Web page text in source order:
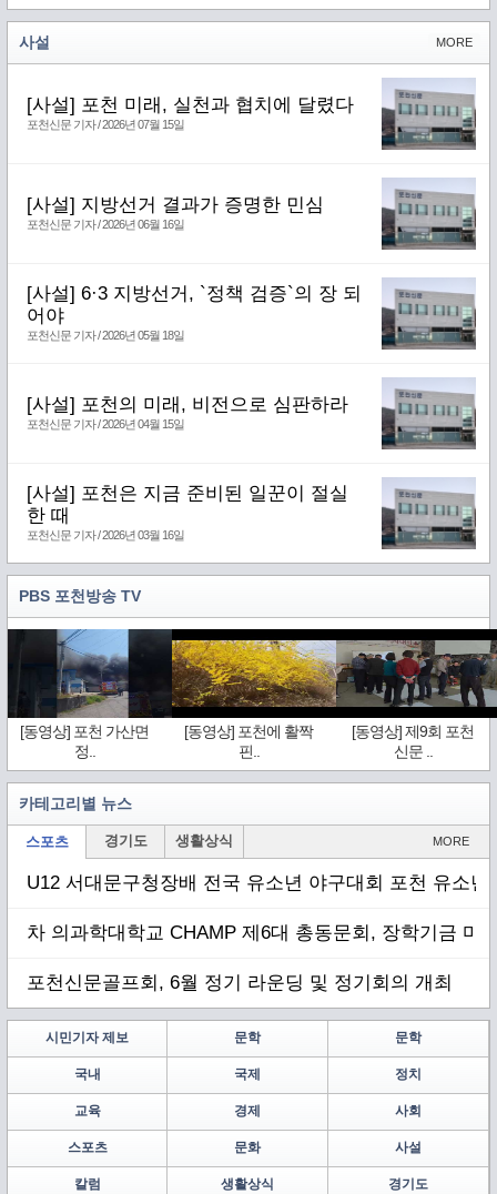
MORE
사설
[사설] 포천 미래, 실천과 협치에 달렸다
포천신문 기자 / 2026년 07월 15일
[사설] 지방선거 결과가 증명한 민심
포천신문 기자 / 2026년 06월 16일
[사설] 6·3 지방선거, `정책 검증`의 장 되
어야
포천신문 기자 / 2026년 05월 18일
[사설] 포천의 미래, 비전으로 심판하라
포천신문 기자 / 2026년 04월 15일
[사설] 포천은 지금 준비된 일꾼이 절실
한 때
포천신문 기자 / 2026년 03월 16일
PBS 포천방송 TV
[동영상] 포천 가산면
정..
[동영상] 포천에 활짝
핀..
[동영상] 제9회 포천
신문 ..
카테고리별 뉴스
스포츠 경기도 생활상식 MORE
U12 서대문구청장배 전국 유소년 야구대회 포천 유소
차 의과학대학교 CHAMP 제6대 총동문회, 장학기금 마
포천신문골프회, 6월 정기 라운딩 및 정기회의 개최
시민기자 제보 문학 문학
국내 국제 정치
교육 경제 사회
스포츠 문화 사설
칼럼 생활상식 경기도